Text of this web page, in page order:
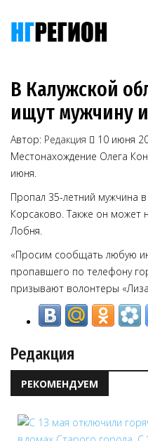
В Калужской
ищут мужчину
Автор: Редакция 10 июня
Местонахождение Олега
июня.
Пропал 35-летний мужчина
Корсаково. Также он может
Лобня.
«Просим сообщать любую
пропавшего по телефону
призывают волонтеры
Редакция
РЕКОМЕНДУЕМ